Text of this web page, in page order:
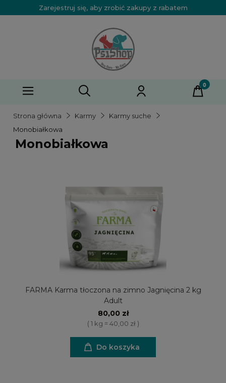
Zarejestruj się, aby zrobić zakupy z rabatem
Strona główna Karmy
Karmy suche
Monobiałkowa
Monobiałkowa
FARMA Karma tłoczona na zimno Jagnięcina 2 kg
Adult
80,00 zł
( 1 kg = 40,00 zł )
Do koszyka